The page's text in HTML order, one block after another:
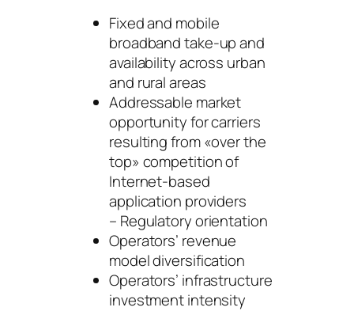
Fixed and mobile
broadband take-up and
availability across urban
and rural areas
Addressable market
opportunity for carriers
resulting from «over the
top» competition of
Internet-based
application providers
– Regulatory orientation
Operators’ revenue
model diversification
Operators’ infrastructure
investment intensity